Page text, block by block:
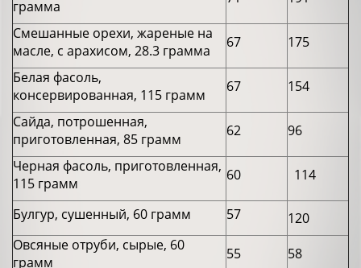
грамма
Смешанные орехи, жареные на
масле, с арахисом, 28.3 грамма
67
175
Белая фасоль,
консервированная, 115 грамм
67
154
Сайда, потрошенная,
приготовленная, 85 грамм
62
96
Черная фасоль, приготовленная,
115 грамм
60 114
Булгур, сушенный, 60 грамм 57
120
Овсяные отруби, сырые, 60
грамм
55
58